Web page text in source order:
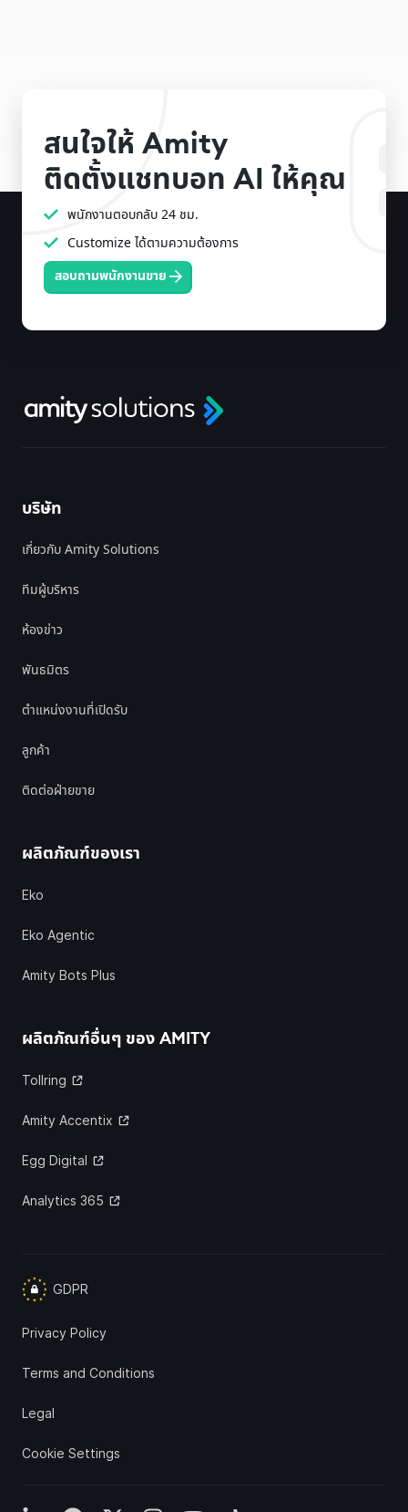
สนใจให้ Amity
ติดตั้งแชทบอท AI ให้คุณ
พนักงานตอบกลับ 24 ชม.
Customize ได้ตามความต้องการ
สอบถามพนักงานขาย
บริษัท
เกี่ยวกับ Amity Solutions
ทีมผู้บริหาร
ห้องข่าว
พันธมิตร
ตำแหน่งงานที่เปิดรับ
ลูกค้า
ติดต่อฝ่ายขาย
ผลิตภัณฑ์ของเรา
Eko
Eko Agentic
Amity Bots Plus
ผลิตภัณฑ์อื่นๆ ของ AMITY
Tollring
Amity Accentix
Egg Digital
Analytics 365
GDPR
Privacy Policy
Terms and Conditions
Legal
Cookie Settings